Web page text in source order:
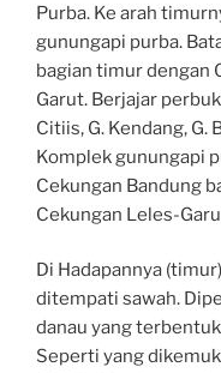
Purba. Ke arah
gunungapi purba.
bagian timur dengan
Garut. Berjajar
Citiis, G. Kendang, G.
Komplek gunungapi
Cekungan Bandung
Cekungan Leles-
Di Hadapannya
ditempati sawah.
danau yang
Seperti yang